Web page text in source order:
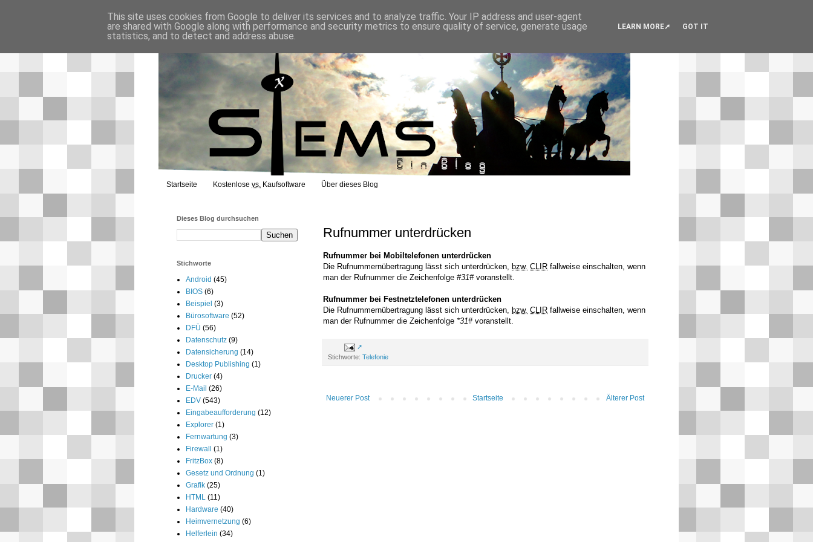
Startseite Kostenlose vs. Kaufsoftware Über dieses Blog
Rufnummer unterdrücken
Rufnummer bei Mobiltelefonen unterdrücken
Die Rufnummernübertragung lässt sich unterdrücken, bzw. CLIR fallweise einschalten, wenn
man der Rufnummer die Zeichenfolge #31#voranstellt.
Rufnummer bei Festnetztelefonen unterdrücken
Die Rufnummernübertragung lässt sich unterdrücken, bzw. CLIR fallweise einschalten, wenn
man der Rufnummer die Zeichenfolge *31#voranstellt.
Stichworte: Telefonie
Neuerer Post Älterer Post
Startseite
Dieses Blog durchsuchen
Stichworte
Android (45)
BIOS (6)
Beispiel (3)
Bürosoftware (52)
DFÜ (56)
Datenschutz (9)
Datensicherung (14)
Desktop Publishing (1)
Drucker (4)
E-Mail (26)
EDV (543)
Eingabeaufforderung (12)
Explorer (1)
Fernwartung (3)
Firewall
(1)
FritzBox (8)
Gesetz und Ordnung (1)
Grafik (25)
HTML (11)
Hardware (40)
Heimvernetzung (6)
Helferlein (34)
This site uses cookies from Google to deliver its services and to analyze traffic. Your IP address and user-agent
are shared with Google along with performance and security metrics to ensure quality of service, generate usage
statistics, and to detect and address abuse.
LEARN MORE GOT IT